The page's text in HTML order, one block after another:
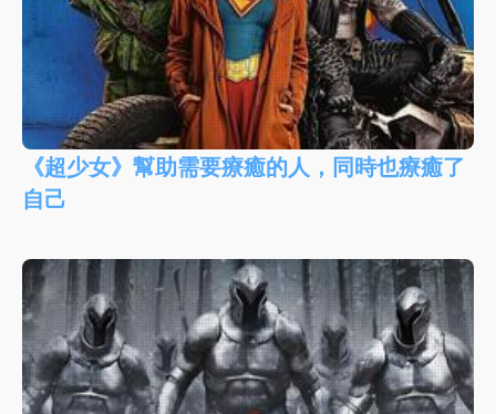
《超少女》幫助需要療癒的人，同時也療癒了
自己